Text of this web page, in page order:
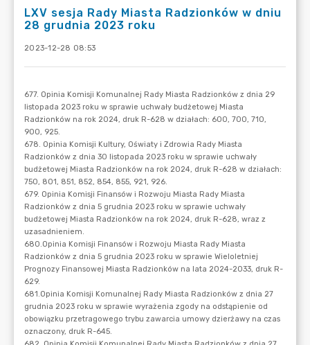
LXV sesja Rady Miasta Radzionków w dniu
28 grudnia 2023 roku
2023-12-28 08:53